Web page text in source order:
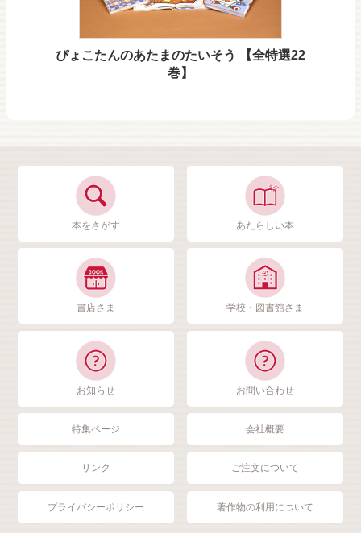
ぴょこたんのあたまのたいそう 【全特選22
巻】
本をさがす あたらしい本
書店さま 学校・図書館さま
お知らせ お問い合わせ
特集ページ 会社概要
リンク ご注文について
プライバシーポリシー 著作物の利用について